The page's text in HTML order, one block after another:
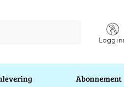
Logg
Abonnement